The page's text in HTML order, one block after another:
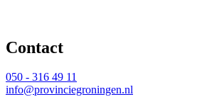
Contact
050 - 316 49 11
info@provinciegroningen.nl